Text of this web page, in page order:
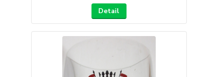
Detail